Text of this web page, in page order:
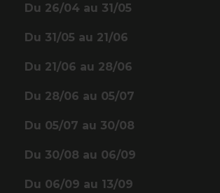
Du 26/04 au 31/05
Du 31/05 au 21/06
Du 21/06 au 28/06
Du 28/06 au 05/07
Du 05/07 au 30/08
Du 30/08 au 06/09
Du 06/09 au 13/09